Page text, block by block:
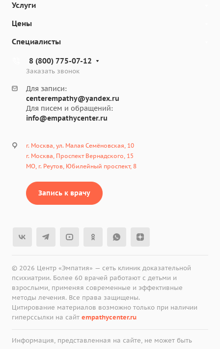
Услуги
Цены
Специалисты
8 (800) 775-07-12
Заказать звонок
Для записи:
centerempathy@yandex.ru
Для писем и обращений:
info@empathycenter.ru
г. Москва, ул. Малая Семёновская, 10
г. Москва, Проспект Вернадского, 15
МО, г. Реутов, Юбилейный проспект, 8
Запись к врачу
© 2026 Центр «Эмпатия» — сеть клиник доказательной
психиатрии. Более 60 врачей работают с детьми и
взрослыми, применяя современные и эффективные
методы лечения. Все права защищены.
Цитирование материалов возможно только при наличии
гиперссылки на сайт empathycenter.ru
Информация, представленная на сайте, не может быть